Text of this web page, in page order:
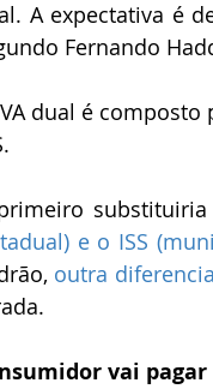
A expectativa é
Fernando
dual é composto
e o ISS
outra
vai